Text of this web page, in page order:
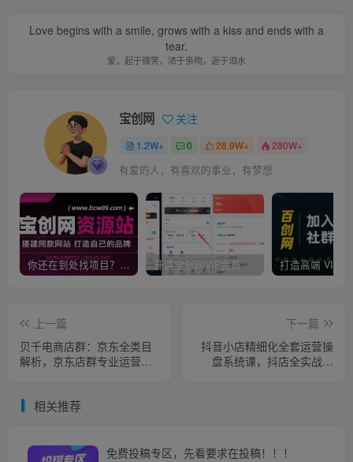
Love begins with a smile, grows with a kiss and ends with a
tear.
爱，起于微笑，浓于亲吻，逝于泪水
宝创网 关注
1.2W+ 0 28.9W+ 280W+
有爱的人，有喜欢的事业，有梦想
你还在到处找项目？还在当韭菜？我靠卖项目一个月收入5万+，曾经我也是个失败者。 开通宝创网VIP会员，尊享全站资源免费下载，享70%的推广提成！！【限时五折优惠】
上一篇
贝千电商店群：京东全类目
解析，京东店群专业运营，
下一篇
抖音小店精细化全套运营操
盘系统课，抖店全实战玩
相关推荐
免费投稿专区，先看要求在投稿！！！